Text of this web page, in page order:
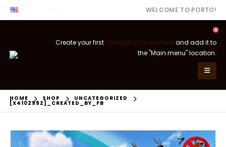
WELCOME TO PORTO!
0
Create your first navigation menu hereand add it to
the "Main menu" location.
HOME SHOP UNCATEGORIZED
[X410299Z]_CREATED_BY_FB